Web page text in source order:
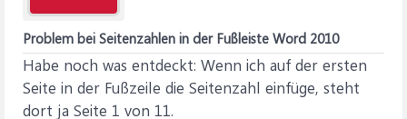
Problem bei Seitenzahlen in der Fußleiste Word 2010
Habe noch was entdeckt: Wenn ich auf der ersten
Seite in der Fußzeile die Seitenzahl einfüge, steht
dort ja Seite 1 von 11.